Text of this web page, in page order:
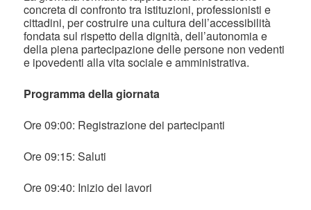
concreta di confronto tra istituzioni, professionisti e
cittadini, per costruire una cultura dell’accessibilità
fondata sul rispetto della dignità, dell’autonomia e
della piena partecipazione delle persone non vedenti
e ipovedenti alla vita sociale e amministrativa.
Programma della giornata
Ore 09:00: Registrazione dei partecipanti
Ore 09:15: Saluti
Ore 09:40: Inizio dei lavori